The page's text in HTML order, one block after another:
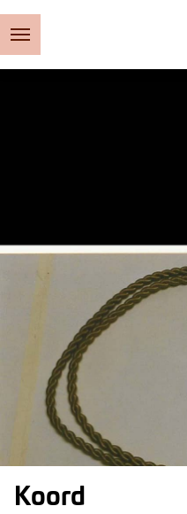
Koord